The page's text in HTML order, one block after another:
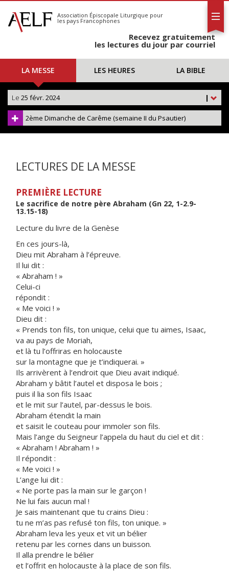
S'abonner
Calendrier
Association Épiscopale Liturgique pour
les pays Francophones
Recevez gratuitement
les lectures du jour par courriel
LA MESSE LES HEURES LA BIBLE
|
Le 25 févr. 2024
2ème Dimanche de Carême (semaine II du Psautier)
LECTURES DE LA MESSE
PREMIÈRE LECTURE
Le sacrifice de notre père Abraham (Gn 22, 1-2.9-
13.15-18)
Lecture du livre de la Genèse
En ces jours-là,
Dieu mit Abraham à l’épreuve.
Il lui dit :
« Abraham ! »
Celui-ci
répondit :
« Me voici ! »
Dieu dit :
« Prends ton fils, ton unique, celui que tu aimes, Isaac,
va au pays de Moriah,
et là tu l’offriras en holocauste
sur la montagne que je t’indiquerai. »
Ils arrivèrent à l’endroit que Dieu avait indiqué.
Abraham y bâtit l’autel et disposa le bois ;
puis il lia son fils Isaac
et le mit sur l’autel, par-dessus le bois.
Abraham étendit la main
et saisit le couteau pour immoler son fils.
Mais l’ange du Seigneur l’appela du haut du ciel et dit :
« Abraham ! Abraham ! »
Il répondit :
« Me voici ! »
L’ange lui dit :
« Ne porte pas la main sur le garçon !
Ne lui fais aucun mal !
Je sais maintenant que tu crains Dieu :
tu ne m’as pas refusé ton fils, ton unique. »
Abraham leva les yeux et vit un bélier
retenu par les cornes dans un buisson.
Il alla prendre le bélier
et l’offrit en holocauste à la place de son fils.